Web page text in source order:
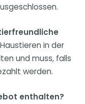
in der
und muss, falls
werden.
enthalten?